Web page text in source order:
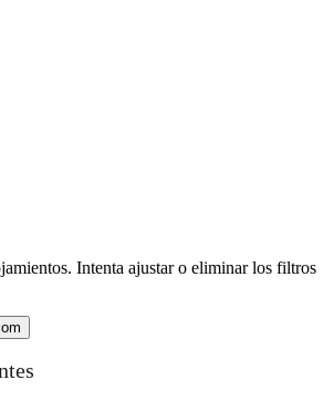
Intenta ajustar o eliminar los filtros